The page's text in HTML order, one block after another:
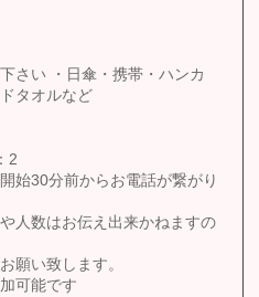
さい ・日傘・携帯・ハンカ
タオルなど
2
始30分前からお電話が繋がり
人数はお伝え出来かねますの
願い致します。
可能です